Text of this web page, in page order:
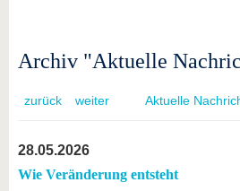
Archiv "Aktuelle
zurück weiter Aktuelle
28.05.2026
Wie Veränderung entsteht